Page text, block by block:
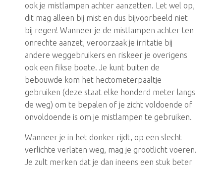
ook je mistlampen achter aanzetten. Let wel op,
dit mag alleen bij mist en dus bijvoorbeeld niet
bij regen! Wanneer je de mistlampen achter ten
onrechte aanzet, veroorzaak je irritatie bij
andere weggebruikers en riskeer je overigens
ook een fikse boete. Je kunt buiten de
bebouwde kom het hectometerpaaltje
gebruiken (deze staat elke honderd meter langs
de weg) om te bepalen of je zicht voldoende of
onvoldoende is om je mistlampen te gebruiken.
Wanneer je in het donker rijdt, op een slecht
verlichte verlaten weg, mag je grootlicht voeren.
Je zult merken dat je dan ineens een stuk beter